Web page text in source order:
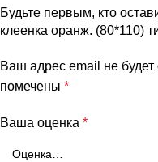
Будьте первым, кто
клеенка оранж. (80*110)
Ваш адрес email не будет
помечены *
Ваша оценка *